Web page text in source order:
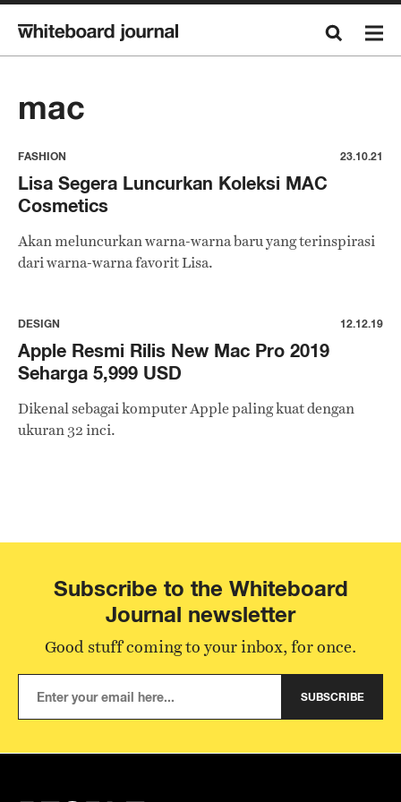
mac
FASHION 23.10.21
Lisa Segera Luncurkan Koleksi MAC
Cosmetics
Akan meluncurkan warna-warna baru yang terinspirasi
dari warna-warna favorit Lisa.
DESIGN 12.12.19
Apple Resmi Rilis New Mac Pro 2019
Seharga 5,999 USD
Dikenal sebagai komputer Apple paling kuat dengan
ukuran 32 inci.
Subscribe to the Whiteboard
Journal newsletter
Good stuff coming to your inbox, for once.
SUBSCRIBE